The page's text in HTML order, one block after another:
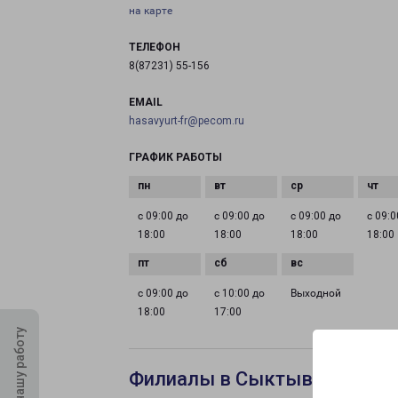
на карте
ТЕЛЕФОН
8(87231) 55-156
EMAIL
hasavyurt-fr@pecom.ru
ГРАФИК РАБОТЫ
с 09:00 до
18:00
с 09:00 до
18:00
с 09:00 до
18:00
с
18:00
с 09:00 до
18:00
с 10:00 до
17:00
Выходной
Филиалы в Сыктывкаре